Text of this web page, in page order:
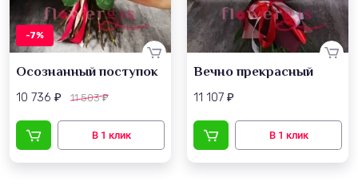
-7%
Осознанный поступок
10 736 ₽ 11 503₽
Вечно прекрасный
11 107 ₽